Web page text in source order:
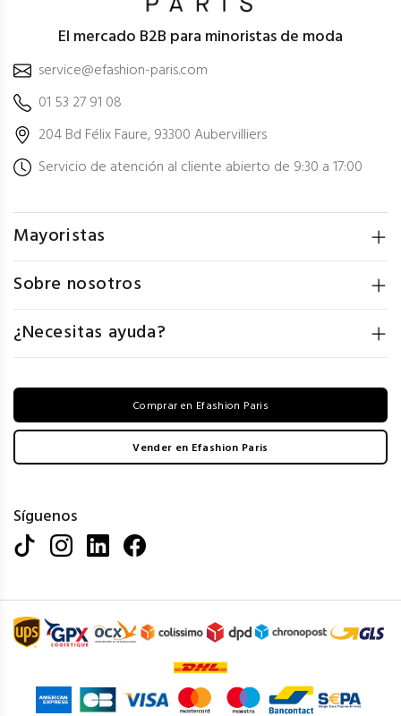
El mercado B2B para minoristas de moda
service@efashion-paris.com
01 53 27 91 08
204 Bd Félix Faure, 93300 Aubervilliers
Servicio de atención al cliente abierto de 9:30 a 17:00
Mayoristas
Sobre nosotros
¿Necesitas ayuda?
Comprar en Efashion Paris
Vender en Efashion Paris
Síguenos